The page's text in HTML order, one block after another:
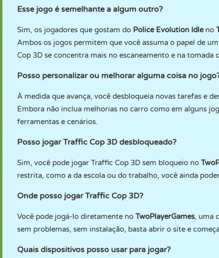
Esse jogo é semelhante a algum outro?
Sim, os jogadores que gostam do Police Evolution Idleno
Ambos os jogos permitem que você assuma o papel de
Cop 3D se concentra mais no escaneamento e na tomada
Posso personalizar ou melhorar alguma coisa no
À medida que avança, você desbloqueia novas tarefas e
Embora não inclua melhorias no carro como em alguns
ferramentas e cenários.
Posso jogar Traffic Cop 3D desbloqueado?
Sim, você pode jogar Traffic Cop 3D sem bloqueio no
restrita, como a da escola ou do trabalho, você ainda
Onde posso jogar Traffic Cop 3D?
Você pode jogá-lo diretamente no TwoPlayerGames, uma
sem problemas, sem instalação, basta abrir o site e
Quais dispositivos posso usar para jogar?